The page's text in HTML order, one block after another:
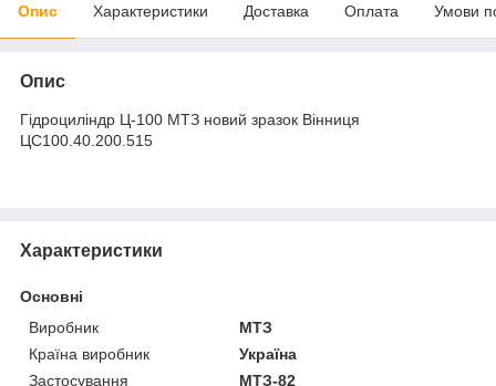
Опис Характеристики Доставка Оплата Умови
Опис
Гідроциліндр Ц-100 МТЗ новий зразок Вінниця
ЦС100.40.200.515
Характеристики
Основні
Виробник
МТЗ
Країна виробник
Україна
Застосування
МТЗ-82